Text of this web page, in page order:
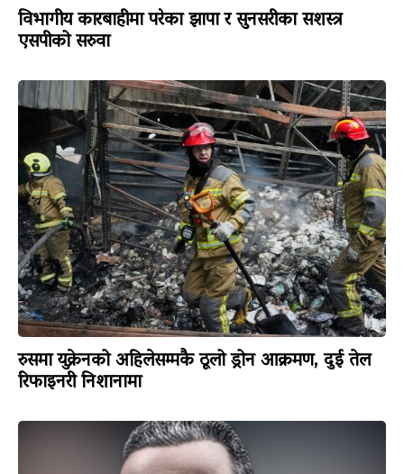
विभागीय कारबाहीमा परेका झापा र सुनसरीका सशस्त्र
एसपीको सरुवा
रुसमा युक्रेनको अहिलेसम्मकै ठूलो ड्रोन आक्रमण, दुई तेल
रिफाइनरी निशानामा